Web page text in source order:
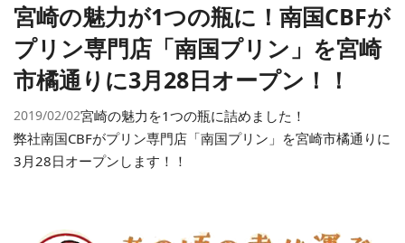
宮崎の魅力が1つの瓶に！南国CBFが
プリン専門店「南国プリン」を宮崎
市橘通りに3月28日オープン！！
2019/02/02宮崎の魅力を1つの瓶に詰めました！
弊社南国CBFがプリン専門店「南国プリン」を宮崎市橘通りに
3月28日オープンします！！